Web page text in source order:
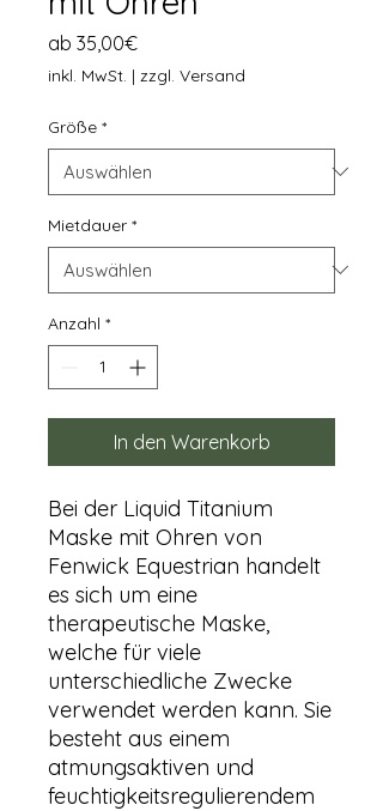
ab 35,00€Sale-Preis
inkl. MwSt. | zzgl. Versand
Größe *
Mietdauer *
Anzahl *
In den Warenkorb
Bei der Liquid Titanium
Maske mit Ohren von
Fenwick Equestrian handelt
es sich um eine
therapeutische Maske,
welche für viele
unterschiedliche Zwecke
verwendet werden kann. Sie
besteht aus einem
atmungsaktiven und
feuchtigkeitsregulierendem